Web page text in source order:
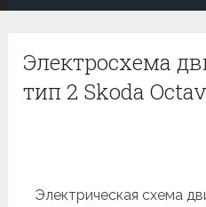
Электросхема
тип 2 Skoda
Электрическая схема